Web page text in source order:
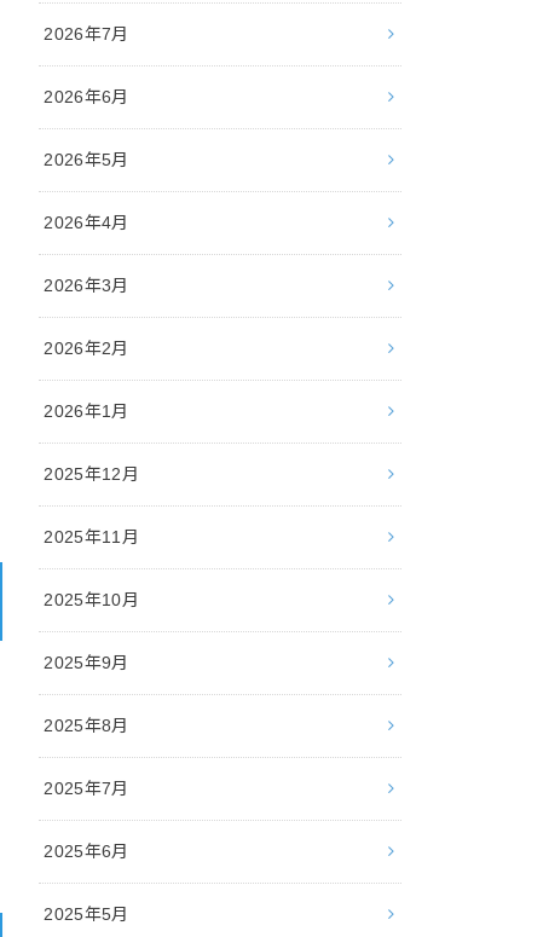
2026年7月
2026年6月
2026年5月
2026年4月
2026年3月
2026年2月
2026年1月
2025年12月
2025年11月
2025年10月
2025年9月
2025年8月
2025年7月
2025年6月
2025年5月